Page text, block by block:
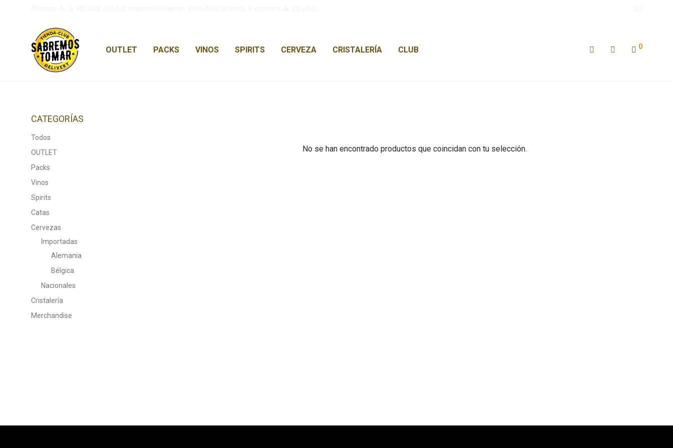
OUTLET PACKS VINOS SPIRITS CERVEZA CRISTALERÍA CLUB 0
CATEGORÍAS
Todos
OUTLET
Packs
Vinos
Spirits
Catas
Cervezas
Importadas
Alemania
Bélgica
Nacionales
Cristalería
Merchandise
No se han encontrado productos que coincidan con tu selección.